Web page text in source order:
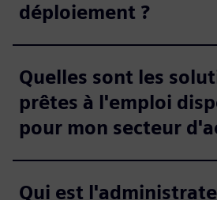
déploiement ?
Quelles sont les
prêtes à l'emploi
pour mon secteur
Qui est